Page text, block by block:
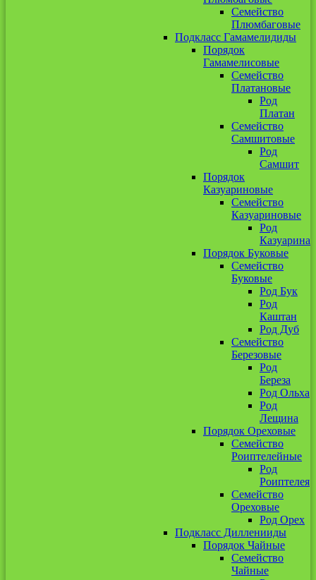
Семейство
Плюмбаговые
Подкласс Гамамелидиды
Порядок
Гамамелисовые
Семейство
Платановые
Род
Платан
Семейство
Самшитовые
Род
Самшит
Порядок
Казуариновые
Семейство
Казуариновые
Род
Казуарина
Порядок Буковые
Семейство
Буковые
Род Бук
Род
Каштан
Род Дуб
Семейство
Березовые
Род
Береза
Род Ольха
Род
Лещина
Порядок Ореховые
Семейство
Роиптелейные
Род
Роиптелея
Семейство
Ореховые
Род Орех
Подкласс Дилленииды
Порядок Чайные
Семейство
Чайные